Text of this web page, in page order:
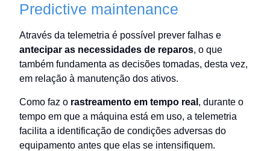
Predictive maintenance
Através da telemetria é possível prever falhas e
antecipar as necessidades de reparos, o que
também fundamenta as decisões tomadas, desta vez,
em relação à manutenção dos ativos.
Como faz o rastreamento em tempo real , durante o
tempo em que a máquina está em uso, a telemetria
facilita a identificação de condições adversas do
equipamento antes que elas se intensifiquem.